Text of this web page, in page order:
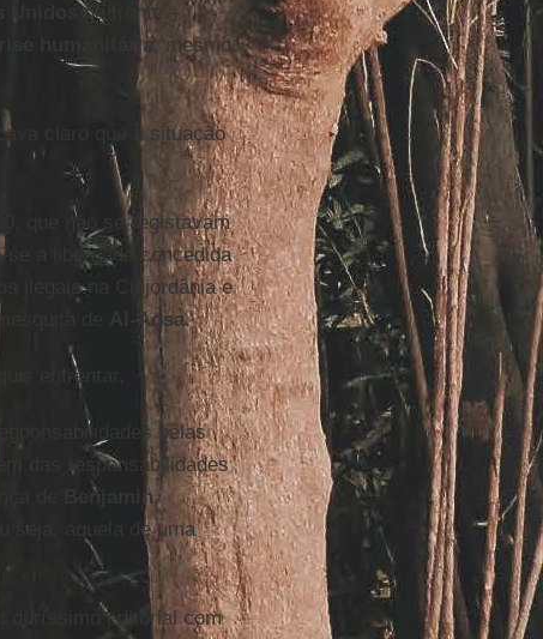
Unidos na frente –
humanitária, mesmo
claro que a situação
que não se registavam
se a liberdade concedida
ilegais na Cisjordânia e
de
Al-Aqsa.
enfrentar.
pelas
das responsabilidades
de
Benjamin
seja, aquela de uma
duríssimo editorial com